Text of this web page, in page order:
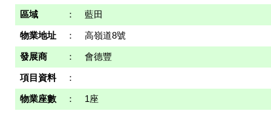
區域 ： 藍田
物業地址 ： 高嶺道8號
發展商 ： 會德豐
項目資料 ：
物業座數 ： 1座